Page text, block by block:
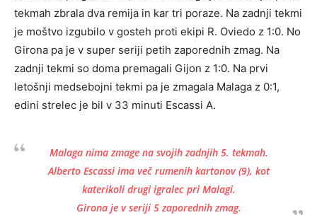
tekmah zbrala dva remija in kar tri poraze. Na zadnji tekmi
je moštvo izgubilo v gosteh proti ekipi R. Oviedo z 1:0. No
Girona pa je v super seriji petih zaporednih zmag. Na
zadnji tekmi so doma premagali Gijon z 1:0. Na prvi
letošnji medsebojni tekmi pa je zmagala Malaga z 0:1,
edini strelec je bil v 33 minuti Escassi A.
Malaga nima zmage na svojih zadnjih 5. tekmah.
Alberto Escassi ima več rumenih kartonov (9), kot
katerikoli drugi igralec pri Malagi.
Girona je v seriji 5 zaporednih zmag.